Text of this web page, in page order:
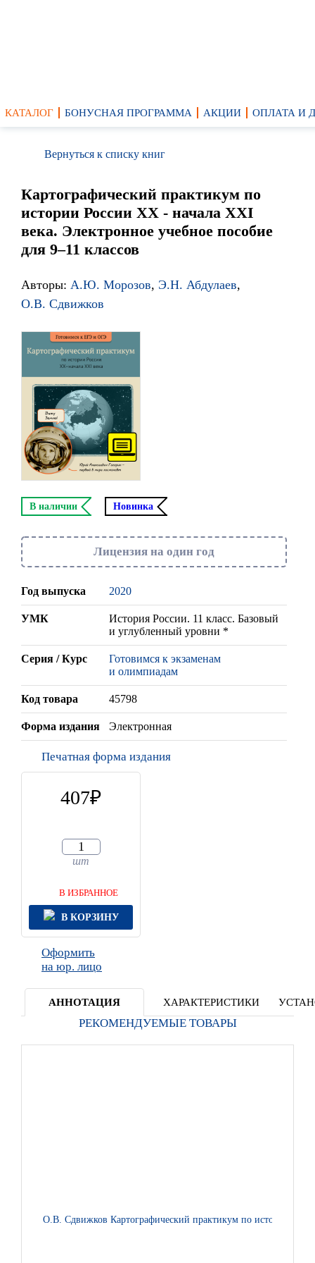
КАТАЛОГ БОНУСНАЯ ПРОГРАММА АКЦИИ ОПЛАТА И
Вернуться к списку книг
Картографический практикум по
истории России XX - начала XXI
века. Электронное учебное пособие
для 9–11 классов
Авторы: А.Ю. Морозов, Э.Н. Абдулаев,
О.В. Сдвижков
В наличии Новинка
Лицензия на один год
Год выпуска 2020
УМК
История России. 11 класс. Базовый
и углубленный уровни *
Серия / Курс
Готовимся к экзаменам
и олимпиадам
Код товара 45798
Форма издания Электронная
Печатная форма издания
407
шт
В ИЗБРАННОЕ
В КОРЗИНУ
Оформить
на юр. лицо
АННОТАЦИЯ ХАРАКТЕРИСТИКИ
РЕКОМЕНДУЕМЫЕ ТОВАРЫ
О.В. Сдвижков Картографический практикум по истории